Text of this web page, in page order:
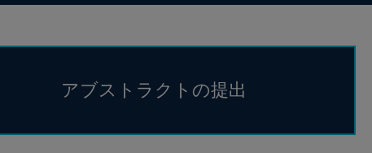
アブストラクトの提出